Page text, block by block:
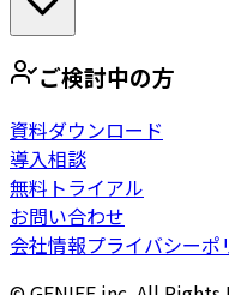
ご検討中の方
資料ダウンロード
導入相談
無料トライアル
お問い合わせ
会社情報プライバシーポ